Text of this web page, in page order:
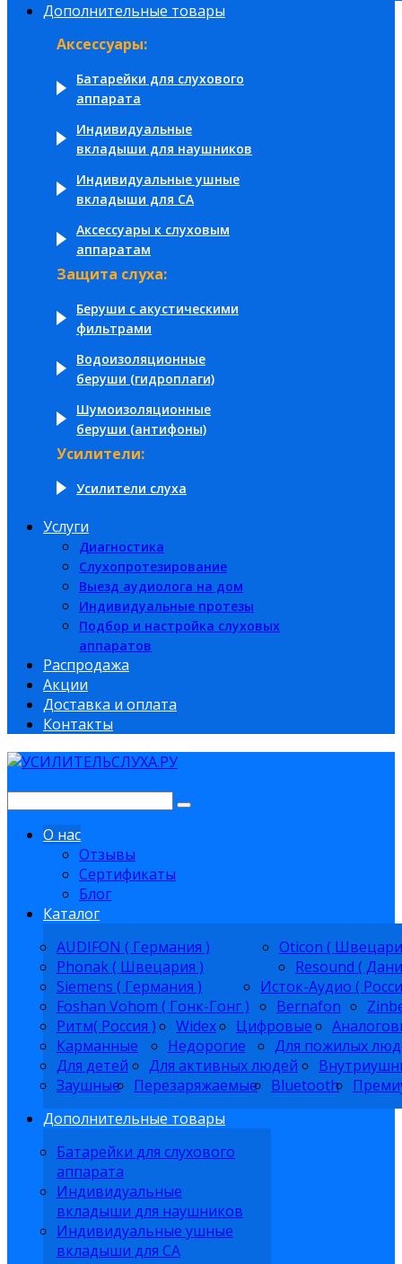
Дополнительные товары
Аксессуары:
Батарейки для слухового
аппарата
Индивидуальные
вкладыши для наушников
Индивидуальные ушные
вкладыши для СА
Аксессуары к слуховым
аппаратам
Защита слуха:
Беруши с акустическими
фильтрами
Водоизоляционные
беруши (гидроплаги)
Шумоизоляционные
беруши (антифоны)
Усилители:
Усилители слуха
Услуги
Диагностика
Слухопротезирование
Выезд аудиолога на дом
Индивидуальные протезы
Подбор и настройка слуховых
аппаратов
Распродажа
Акции
Доставка и оплата
Контакты
О нас
Отзывы
Сертификаты
Блог
Каталог
AUDIFON ( Германия )
Oticon (
Phonak ( Швецария )
Resound (
Siemens ( Германия )
Исток-Аудио (
Foshan Vohom ( Гонк-Гонг )
Bernafon
Ритм( Россия )
Widex Цифровые
Карманные
Недорогие
Для пожилых
Для детей
Для активных людей
Заушные
Перезаряжаемые Bluetooth
Дополнительные товары
Батарейки для слухового
аппарата
Индивидуальные
вкладыши для наушников
Индивидуальные ушные
вкладыши для СА